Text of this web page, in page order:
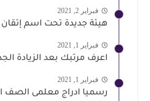
فبراير 2, 2021
هيئة جديدة تحت اسم إتقان
فبراير 1, 2021
اعرف مرتبك بعد الزيادة
فبراير 1, 2021
رسميا ادراج معلمى الصف